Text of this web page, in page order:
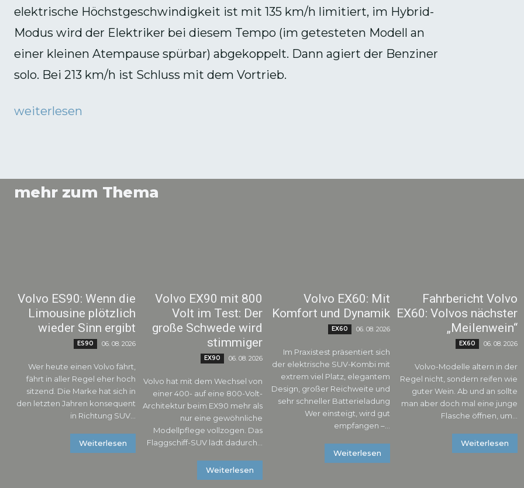
elektrische Höchstgeschwindigkeit ist mit 135 km/h limitiert, im Hybrid-
Modus wird der Elektriker bei diesem Tempo (im getesteten Modell an
einer kleinen Atempause spürbar) abgekoppelt. Dann agiert der Benziner
solo. Bei 213 km/h ist Schluss mit dem Vortrieb.
weiterlesen
mehr zum Thema
Volvo ES90: Wenn die
Limousine plötzlich
wieder Sinn ergibt
ES90 06. 08. 2026
Wer heute einen Volvo fährt,
fährt in aller Regel eher hoch
sitzend. Die Marke hat sich in
den letzten Jahren konsequent
in Richtung SUV...
Weiterlesen
Volvo EX90 mit 800
Volt im Test: Der
große Schwede wird
stimmiger
EX90 06. 08. 2026
Volvo hat mit dem Wechsel von
einer 400- auf eine 800-Volt-
Architektur beim EX90 mehr als
nur eine gewöhnliche
Modellpflege vollzogen. Das
Flaggschiff-SUV lädt dadurch...
Weiterlesen
Volvo EX60: Mit
Komfort und Dynamik
EX60 06. 08. 2026
Im Praxistest präsentiert sich
der elektrische SUV-Kombi mit
extrem viel Platz, elegantem
Design, großer Reichweite und
sehr schneller Batterieladung
Wer einsteigt, wird gut
empfangen –...
Weiterlesen
Fahrbericht Volvo
EX60: Volvos nächster
„Meilenwein“
EX60 06. 08. 2026
Volvo-Modelle altern in der
Regel nicht, sondern reifen wie
guter Wein. Ab und an sollte
man aber doch mal eine junge
Flasche öffnen, um...
Weiterlesen